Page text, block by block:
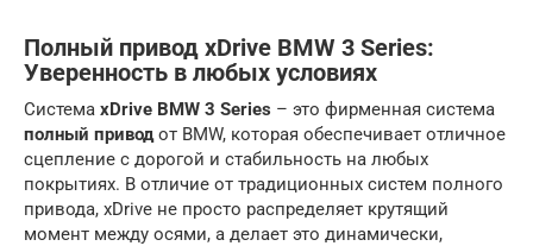
Полный привод xDrive BMW 3 Series:
Уверенность в любых условиях
Система xDrive BMW 3 Series – это фирменная система
полный приводот BMW, которая обеспечивает отличное
сцепление с дорогой и стабильность на любых
покрытиях. В отличие от традиционных систем полного
привода, xDrive не просто распределяет крутящий
момент между осями, а делает это динамически,